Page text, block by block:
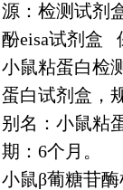
源：检测试剂
酚eisa试剂盒
小鼠粘蛋白检
蛋白试剂盒，
别名：小鼠粘
期： 6个月。
小鼠β葡糖苷